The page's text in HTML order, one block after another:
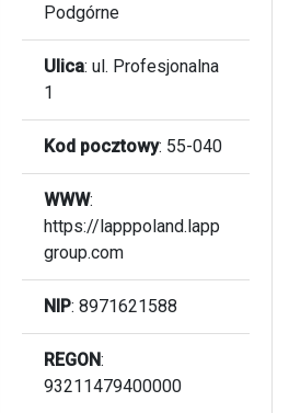
Podgórne
Ulica: ul. Profesjonalna
1
Kod pocztowy: 55-040
WWW:
https://lapppoland.lapp
group.com
NIP: 8971621588
REGON:
93211479400000